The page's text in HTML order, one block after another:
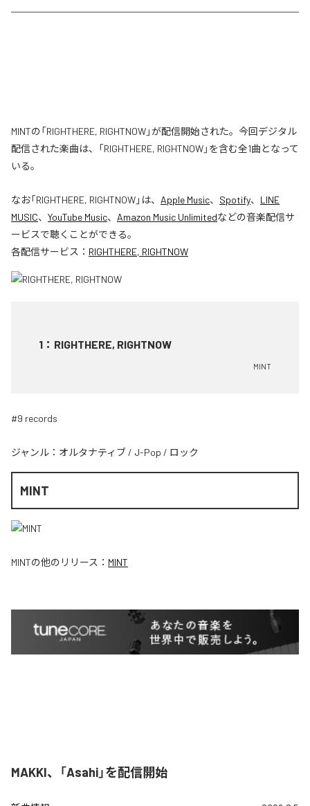
MINTの「RIGHTHERE, RIGHTNOW」が配信開始された。今回デジタル
配信された楽曲は、「RIGHTHERE, RIGHTNOW」を含む全1曲となって
いる。
なお「RIGHTHERE, RIGHTNOW」は、 Apple Music、 Spotify、 LINE
MUSIC、 YouTube Music、 Amazon Music Unlimitedなどの音楽配信サ
ービスで聴くことができる。
各配信サービス： RIGHTHERE, RIGHTNOW
1 ： RIGHTHERE, RIGHTNOW
MINT
#9 records
ジャンル： オルタナティブ / J-Pop / ロック
MINT
MINTの他のリリース： MINT
MAKKI、「Asahi」を配信開始